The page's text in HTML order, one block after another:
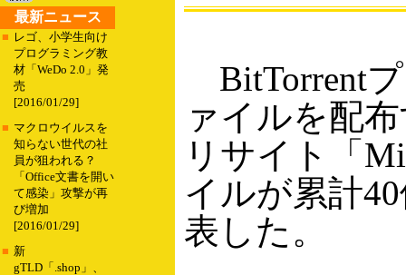
最新ニュース
■ レゴ、小学生向け
プログラミング教
材「WeDo 2.0」発
売
[2016/01/29]
■ マクロウイルスを
知らない世代の社
員が狙われる？
「Office文書を開い
て感染」攻撃が再
び増加
[2016/01/29]
■ 新
gTLD「.shop」、
BitTorrent
ァイルを配
リサイト「
イルが累計
表した。